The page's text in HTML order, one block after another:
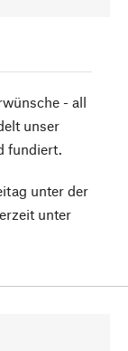
- all
unser
fundiert.
unter der
unter